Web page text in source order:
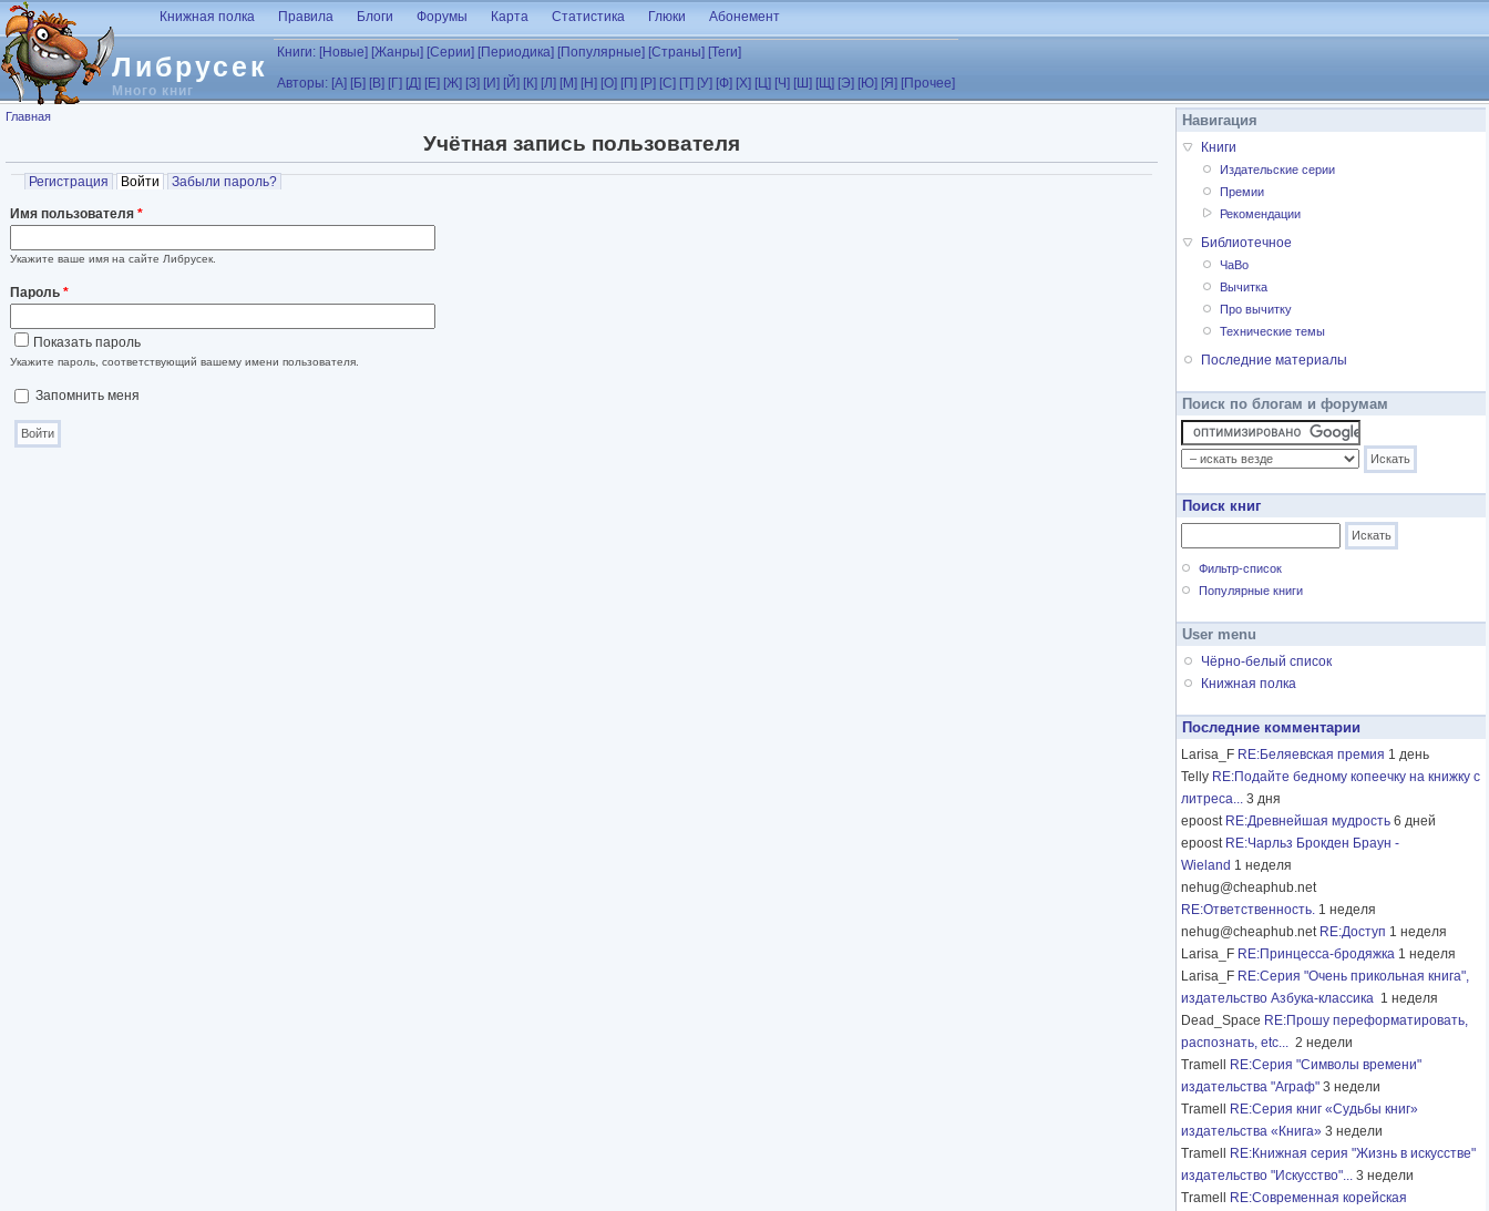
Перейти к основному содержанию
Либрусек
Много книг
Книжная полка Правила Блоги Форумы Карта Статистика Глюки Абонемент
Книги: [Новые] [Жанры] [Серии] [Периодика] [Популярные] [Страны] [Теги]
Авторы: [А] [Б] [В] [Г] [Д] [Е] [Ж] [З] [И] [Й] [К] [Л] [М] [Н] [О] [П] [Р] [С] [Т] [У] [Ф] [Х] [Ц] [Ч] [Ш] [Щ] [Э] [Ю] [Я] [Прочее]
Вы здесь
Главная
Учётная запись пользователя
Главные вкладки
Регистрация Войти (активная вкладка)
Забыли пароль?
Имя пользователя *
Укажите ваше имя на сайте Либрусек.
Пароль *
Показать пароль
Укажите пароль, соответствующий вашему имени пользователя.
Запомнить меня
Навигация
Книги
Издательские серии
Премии
Рекомендации
Библиотечное
ЧаВо
Вычитка
Про вычитку
Технические темы
Последние материалы
Поиск по блогам и форумам
Поиск книг
Фильтр-список
Популярные книги
User menu
Чёрно-белый список
Книжная полка
Последние комментарии
Larisa_F RE:Беляевская премия 1 день
Telly RE:Подайте бедному копеечку на книжку с
литреса... 3 дня
epoost RE:Древнейшая мудрость 6 дней
epoost RE:Чарльз Брокден Браун -
Wieland 1 неделя
nehug@cheaphub.net
RE:Ответственность. 1 неделя
nehug@cheaphub.net RE:Доступ 1 неделя
Larisa_F RE:Принцесса-бродяжка 1 неделя
Larisa_F RE:Серия "Очень прикольная книга",
издательство Азбука-классика 1 неделя
Dead_Space RE:Прошу переформатировать,
распознать, etc... 2 недели
Tramell
RE:Серия "Символы времени"
издательства "Аграф" 3 недели
Tramell
RE:Серия книг «Судьбы книг»
издательства «Книга» 3 недели
Tramell
RE:Книжная серия "Жизнь в искусстве"
издательство "Искусство"... 3 недели
Tramell
RE:Современная корейская